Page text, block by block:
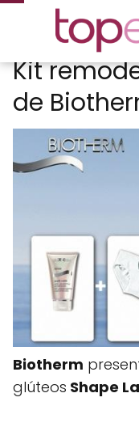
Kit
de
Biotherm
glúteos Shape